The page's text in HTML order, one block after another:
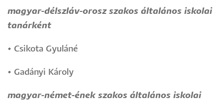
magyar-délszláv-orosz szakos általános iskolai
tanárként
• Csikota Gyuláné
• Gadányi Károly
magyar-német-ének szakos általános iskolai